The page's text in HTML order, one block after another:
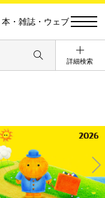
本・雑誌・ウェブ
詳細検索
Ne